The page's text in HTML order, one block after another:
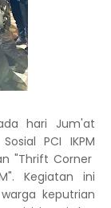
hari Jum'at
PCI IKPM
"Thrift Corner
Kegiatan ini
keputrian